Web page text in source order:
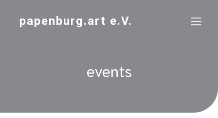
papenburg.art e.V.
events